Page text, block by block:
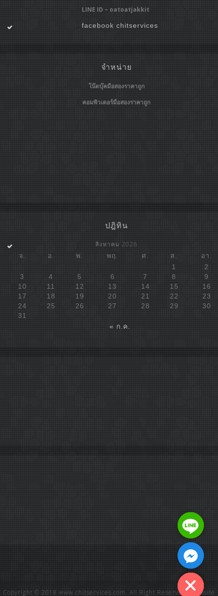
LINE ID – oatoatjakkit
facebook chitservices
จำหน่าย
โน๊ตบุ๊คมือสองราคาถูก
คอมพิวเตอร์มือสองราคาถูก
ปฎิทิน
สิงหาคม 2026
จ. อ. พ. พฤ. ศ. ส.
อา.
1
2
3
4 5 6 7 8
9
10
11 12 13 14 15
16
17
18 19 20 21 22
23
24
25 26 27 28 29
30
31
« ก.ค.
Copyright © 2018 www.chitservices.com. All Right Reserved. Website